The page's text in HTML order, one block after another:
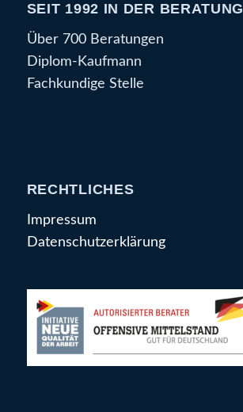
SEIT 1992 IN DER BERATUNG
Über 700 Beratungen
Diplom-Kaufmann
Fachkundige Stelle
RECHTLICHES
Impressum
Datenschutzerklärung